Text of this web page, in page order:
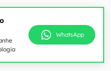
WhatsApp